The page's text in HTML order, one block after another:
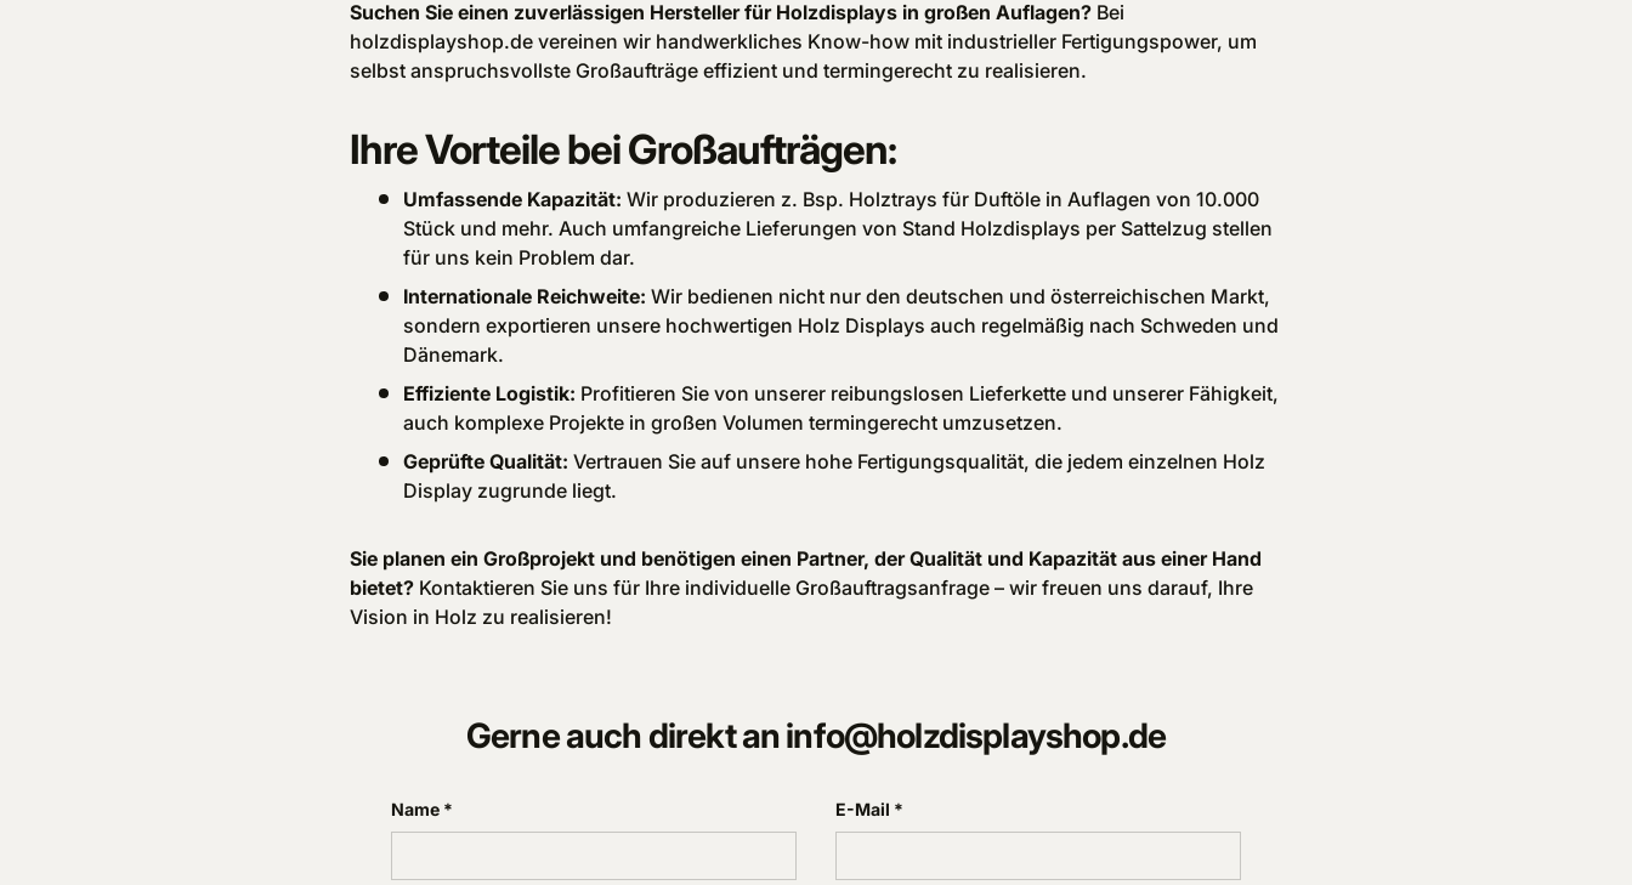
Suchen Sie einen zuverlässigen Hersteller für Holzdisplays in großen Auflagen? Bei
holzdisplayshop.de vereinen wir handwerkliches Know-how mit industrieller Fertigungspower, um
selbst anspruchsvollste Großaufträge effizient und termingerecht zu realisieren.
Ihre Vorteile bei Großaufträgen:
Umfassende Kapazität: Wir produzieren z. Bsp. Holztrays für Duftöle in Auflagen von 10.000
Stück und mehr. Auch umfangreiche Lieferungen von Stand Holzdisplays per Sattelzug stellen
für uns kein Problem dar.
Internationale Reichweite: Wir bedienen nicht nur den deutschen und österreichischen Markt,
sondern exportieren unsere hochwertigen Holz Displays auch regelmäßig nach Schweden und
Dänemark.
Effiziente Logistik: Profitieren Sie von unserer reibungslosen Lieferkette und unserer Fähigkeit,
auch komplexe Projekte in großen Volumen termingerecht umzusetzen.
Geprüfte Qualität: Vertrauen Sie auf unsere hohe Fertigungsqualität, die jedem einzelnen Holz
Display zugrunde liegt.
Sie planen ein Großprojekt und benötigen einen Partner, der Qualität und Kapazität aus einer Hand
bietet? Kontaktieren Sie uns für Ihre individuelle Großauftragsanfrage – wir freuen uns darauf, Ihre
Vision in Holz zu realisieren!
Gerne auch direkt an info@holzdisplayshop.de
Name E-Mail